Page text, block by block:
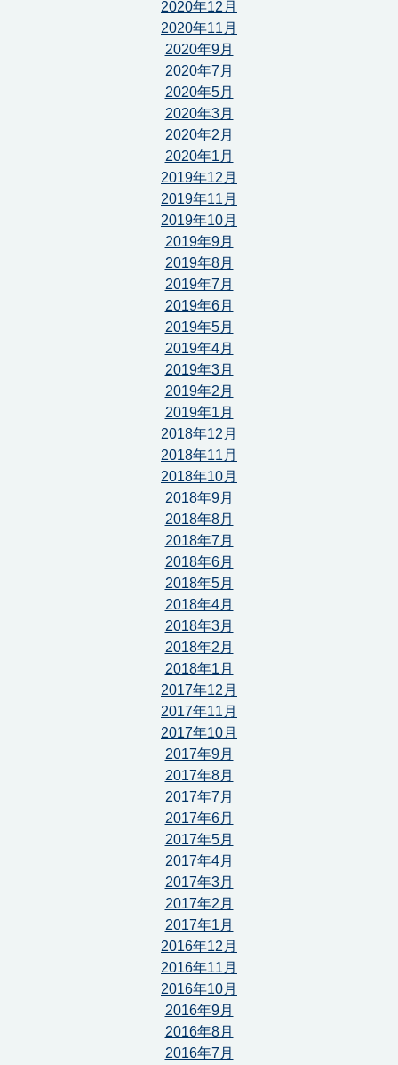
2020年12月
2020年11月
2020年9月
2020年7月
2020年5月
2020年3月
2020年2月
2020年1月
2019年12月
2019年11月
2019年10月
2019年9月
2019年8月
2019年7月
2019年6月
2019年5月
2019年4月
2019年3月
2019年2月
2019年1月
2018年12月
2018年11月
2018年10月
2018年9月
2018年8月
2018年7月
2018年6月
2018年5月
2018年4月
2018年3月
2018年2月
2018年1月
2017年12月
2017年11月
2017年10月
2017年9月
2017年8月
2017年7月
2017年6月
2017年5月
2017年4月
2017年3月
2017年2月
2017年1月
2016年12月
2016年11月
2016年10月
2016年9月
2016年8月
2016年7月